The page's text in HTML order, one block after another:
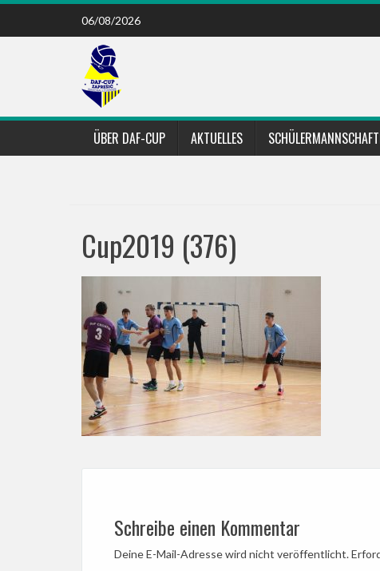
Skip
content
06/08/2026
ÜBER DAF-CUP AKTUELLES
Cup2019 (376)
Schreibe einen Kommentar
Deine E-Mail-Adresse wird nicht veröffentlicht.